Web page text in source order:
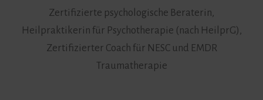
Zertifizierte psychologische Beraterin,
Heilpraktikerin für Psychotherapie (nach HeilprG),
Zertifizierter Coach für NESC und EMDR
Traumatherapie